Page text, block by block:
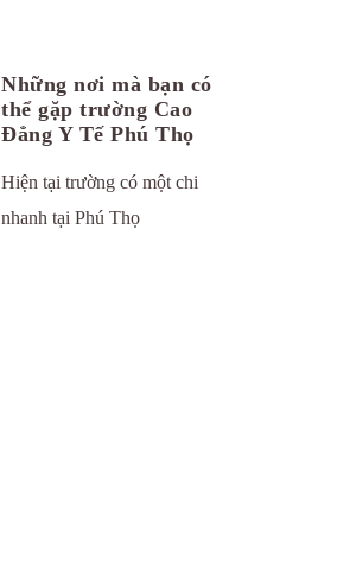
Những nơi mà bạn có
thể gặp trường Cao
Đẳng Y Tế Phú Thọ
Hiện tại trường có một chi
nhanh tại Phú Thọ